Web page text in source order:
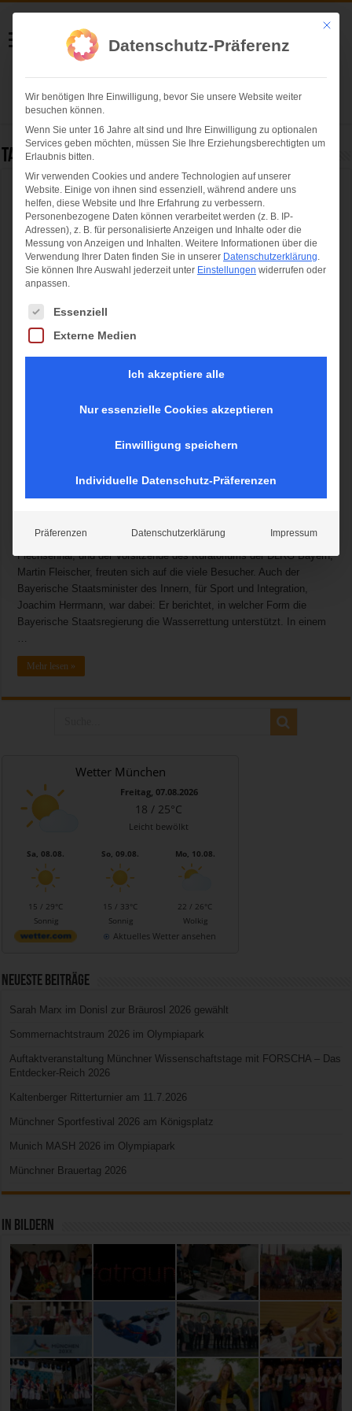
Helmut Swoboda
Fotografie
Herzlich willkommen
Tag Archives:
Tag der Wasserrettung 2019 – DLRG Bayern
demonstriert ihre vielfältigen
Einsatzmöglichkeiten
Die Deutsche Lebens-Rettungs-Gesellschaft (DLRG) Bayern zeigte
Bord der MS Edeltraud. Der Präsident der DLRG Bayern, Ingo
Flechsenhar, und der Vorsitzende des Kuratoriums der DLRG Bayern,
Martin Fleischer, freuten sich auf die viele Besucher. Auch der
Bayerische Staatsminister des Innern, für Sport und Integration,
Joachim Herrmann, war dabei: Er berichtet, in welcher Form die
Bayerische Staatsregierung die Wasserrettung unterstützt. In einem
Mehr lesen »
Wetter München
Freitag, 07.08.2026
18 / 25°C
Leicht bewölkt
Sa, 08.08.
15 / 29°C
Sonnig
So, 09.08.
15 / 33°C
Sonnig
Mo, 10.08.
22 / 26°C
Wolkig
Aktuelles Wetter ansehen
Neueste Beiträge
Sarah Marx im Donisl zur Bräurosl 2026 gewählt
Sommernachtstraum 2026 im Olympiapark
Auftaktveranstaltung Münchner Wissenschaftstage mit FORSCHA – Das
Entdecker-Reich 2026
Kaltenberger Ritterturnier am 11.7.2026
Münchner Sportfestival 2026 am Königsplatz
Munich MASH 2026 im Olympiapark
Münchner Brauertag 2026
In Bildern
Mit
Datenschutz-Präferenz
Wir benötigen Ihre Einwilligung, bevor Sie unsere Website weiter
besuchen können.
Wenn Sie unter 16 Jahre alt sind und Ihre Einwilligung zu optionalen
Services geben möchten, müssen Sie Ihre Erziehungsberechtigten um
Erlaubnis bitten.
Wir verwenden Cookies und andere Technologien auf unserer
Website. Einige von ihnen sind essenziell, während andere uns
helfen, diese Website und Ihre Erfahrung zu verbessern.
Personenbezogene Daten können verarbeitet werden (z. B. IP-
Adressen), z. B. für personalisierte Anzeigen und Inhalte oder die
Messung von Anzeigen und Inhalten. Weitere Informationen über die
Verwendung Ihrer Daten finden Sie in unserer Datenschutzerklärung.
Sie können Ihre Auswahl jederzeit unter Einstellungen widerrufen oder
anpassen.
Es folgt eine Liste der Service-Gruppen, für die eine Einwilligung
Essenziell
Externe Medien
Ich akzeptiere alle
Nur essenzielle Cookies akzeptieren
Einwilligung speichern
Individuelle Datenschutz-Präferenzen
Präferenzen Datenschutzerklärung Impressum